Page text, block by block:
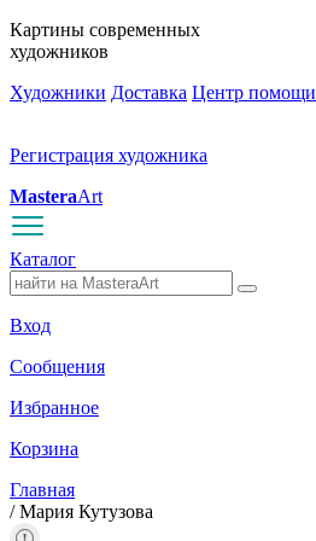
Картины современных
художников
Художники Доставка Центр помощи
Регистрация художника
MasteraArt
Каталог
Вход
Сообщения
Избранное
Корзина
Главная
/Мария Кутузова